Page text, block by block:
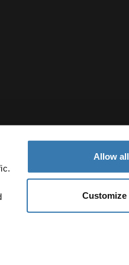
Allow all
Customize
Configuración de cookies